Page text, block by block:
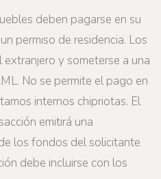
deben pagarse en su
permiso de residencia. Los
y someterse a una
No se permite el pago en
internos chipriotas. El
emitirá una
los fondos del solicitante
debe incluirse con los